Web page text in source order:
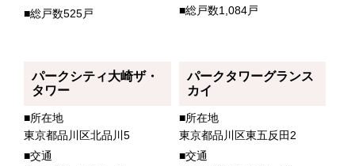
■総戸数525戸
■総戸数1,084戸
パークシティ大崎ザ・
タワー
■所在地
東京都品川区北品川5
■交通
パークタワーグランス
カイ
■所在地
東京都品川区東五反田2
■交通